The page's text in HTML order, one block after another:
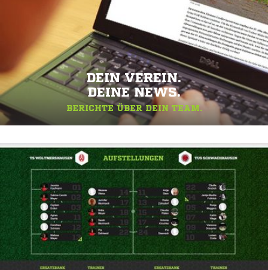
DEIN VEREIN.
DEINE NEWS.
BERICHTE ÜBER DEIN TEAM.